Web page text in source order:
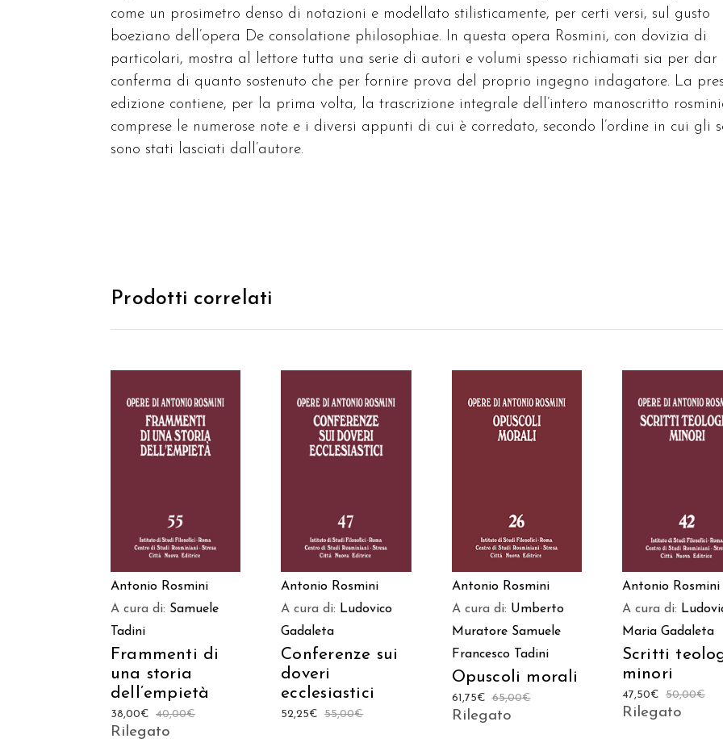
come un prosimetro denso di notazioni e modellato stilisticamente, per certi versi, sul gusto
boeziano dell’opera De consolatione philosophiae. In questa opera Rosmini, con dovizia di
particolari, mostra al lettore tutta una serie di autori e volumi spesso richiamati sia per dar
conferma di quanto sostenuto che per fornire prova del proprio ingegno indagatore. La
edizione contiene, per la prima volta, la trascrizione integrale dell’intero manoscritto
comprese le numerose note e i diversi appunti di cui è corredato, secondo l’ordine in cui gli
sono stati lasciati dall’autore.
Prodotti correlati
AGGIUNGI AL
Antonio Rosmini
A cura di: Samuele
Tadini
Frammenti di
una storia
dell’empietà
40,00€
38,00€
Rilegato
AGGIUNGI AL
Antonio Rosmini
A cura di: Ludovico
Gadaleta
Conferenze sui
doveri
ecclesiastici
55,00€
52,25€
Antonio Rosmini
A cura di: Umberto
Muratore Samuele
Francesco Tadini
Opuscoli morali
65,00€
61,75€
Rilegato
Antonio Rosmini
A cura di:
Maria Gadaleta
Scritti
minori
50,00€
47,50€
Rilegato